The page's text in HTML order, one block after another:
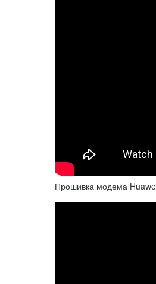
Прошивка модема